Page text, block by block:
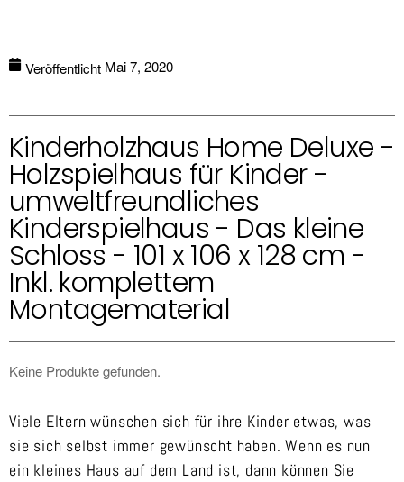
Veröffentlicht Mai 7, 2020
Kinderholzhaus Home Deluxe -
Holzspielhaus für Kinder -
umweltfreundliches
Kinderspielhaus - Das kleine
Schloss - 101 x 106 x 128 cm -
Inkl. komplettem
Montagematerial
Keine Produkte gefunden.
Viele Eltern wünschen sich für ihre Kinder etwas, was
sie sich selbst immer gewünscht haben. Wenn es nun
ein kleines Haus auf dem Land ist, dann können Sie